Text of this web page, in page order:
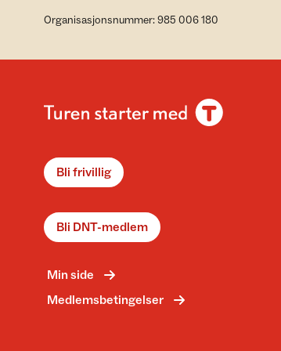
Organisasjonsnummer: 985 006 180
Bli frivillig
Bli DNT-medlem
Min side
Medlemsbetingelser